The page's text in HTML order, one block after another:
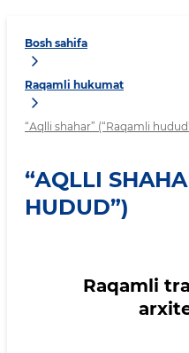
Bosh sahifa
Raqamli hukumat
“Аqlli shahar” (“Raqamli
“АQLLI
HUDUD”)
Raqamli